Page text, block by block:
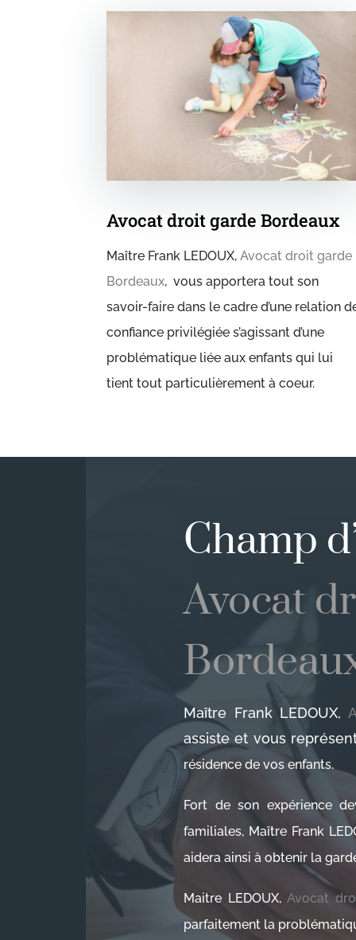
Avocat droit garde Bordeaux
Maître Frank LEDOUX,Avocat droit garde
Bordeaux, vous apportera tout son
savoir-faire dans le cadre d’une relation
confiance privilégiée s’agissant d’une
problématique liée aux enfants qui lui
tient tout particulièrement à coeur.
Champ
Avocat
Maître Frank LEDOUX,
assiste et vous
résidence de vos enfants.
Fort de son expérience
familiales, Maître Frank
aidera ainsi à obtenir la
Maitre LEDOUX,Avocat
parfaitement la